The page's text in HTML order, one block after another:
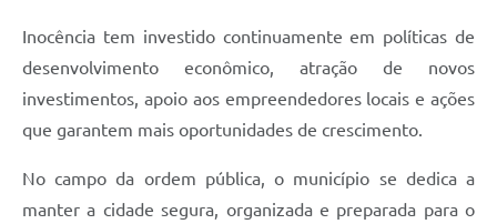
Inocência tem investido continuamente em políticas de
desenvolvimento econômico, atração de novos
investimentos, apoio aos empreendedores locais e ações
que garantem mais oportunidades de crescimento.
No campo da ordem pública, o município se dedica a
manter a cidade segura, organizada e preparada para o